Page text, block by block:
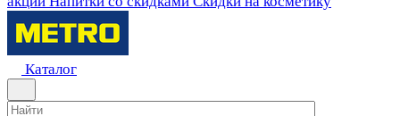
Каталог